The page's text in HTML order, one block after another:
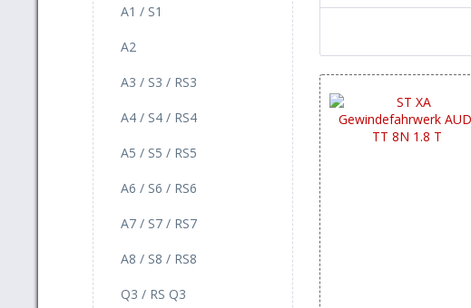
A1 / S1
A2
A3 / S3 / RS3
A4 / S4 / RS4
A5 / S5 / RS5
A6 / S6 / RS6
A7 / S7 / RS7
A8 / S8 / RS8
Q3 / RS Q3